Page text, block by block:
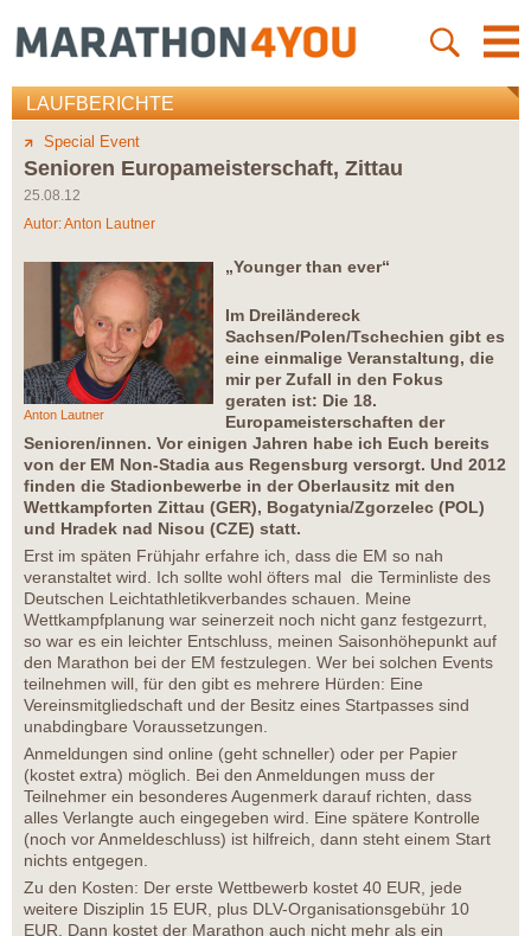
LAUFBERICHTE
Special Event
Senioren Europameisterschaft, Zittau
25.08.12
Autor:Anton Lautner
Anton Lautner
„Younger than ever“
Im Dreiländereck
Sachsen/Polen/Tschechien gibt es
eine einmalige Veranstaltung, die
mir per Zufall in den Fokus
geraten ist: Die 18.
Europameisterschaften der
Senioren/innen. Vor einigen Jahren habe ich Euch bereits
von der EM Non-Stadia aus Regensburg versorgt. Und 2012
finden die Stadionbewerbe in der Oberlausitz mit den
Wettkampforten Zittau (GER), Bogatynia/Zgorzelec (POL)
und Hradek nad Nisou (CZE) statt.
Erst im späten Frühjahr erfahre ich, dass die EM so nah
veranstaltet wird. Ich sollte wohl öfters mal die Terminliste des
Deutschen Leichtathletikverbandes schauen. Meine
Wettkampfplanung war seinerzeit noch nicht ganz festgezurrt,
so war es ein leichter Entschluss, meinen Saisonhöhepunkt auf
den Marathon bei der EM festzulegen. Wer bei solchen Events
teilnehmen will, für den gibt es mehrere Hürden: Eine
Vereinsmitgliedschaft und der Besitz eines Startpasses sind
unabdingbare Voraussetzungen.
Anmeldungen sind online (geht schneller) oder per Papier
(kostet extra) möglich. Bei den Anmeldungen muss der
Teilnehmer ein besonderes Augenmerk darauf richten, dass
alles Verlangte auch eingegeben wird. Eine spätere Kontrolle
(noch vor Anmeldeschluss) ist hilfreich, dann steht einem Start
nichts entgegen.
Zu den Kosten: Der erste Wettbewerb kostet 40 EUR, jede
weitere Disziplin 15 EUR, plus DLV-Organisationsgebühr 10
EUR. Dann kostet der Marathon auch nicht mehr als ein